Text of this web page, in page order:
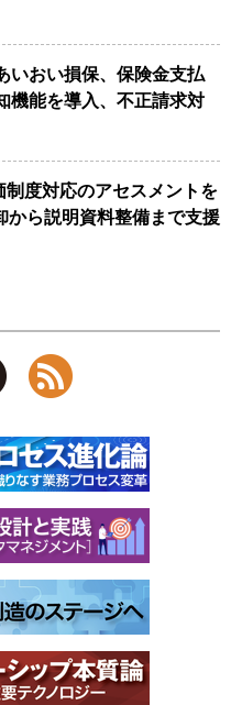
いおい損保、保険金支払
機能を導入、不正請求対
度対応のアセスメントを
から説明資料整備まで支援